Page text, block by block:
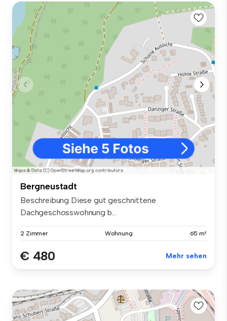
Bergneustadt
Beschreibung Diese gut geschnittene
Dachgeschosswohnung b...
2 Zimmer Wohnung 65 m²
€ 480 Mehr sehen